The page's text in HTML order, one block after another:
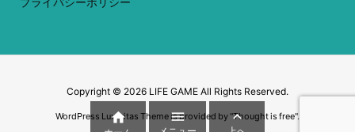
Copyright © 2026 LIFE GAME All Rights Reserved.
WordPress Luxeritas Theme is provided by "Thought is free".
  